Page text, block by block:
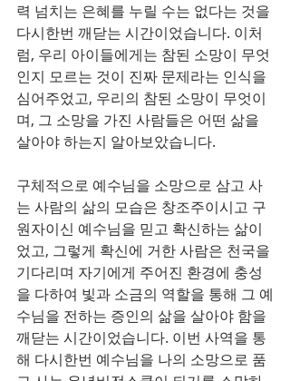
력 넘치는 은혜를 누릴 수는 없다는 것을
다시한번 깨닫는 시간이었습니다. 이처
럼, 우리 아이들에게는 참된 소망이 무엇
인지 모르는 것이 진짜 문제라는 인식을
심어주었고, 우리의 참된 소망이 무엇이
며, 그 소망을 가진 사람들은 어떤 삶을
살아야 하는지 알아보았습니다.
구체적으로 예수님을 소망으로 삼고 사
는 사람의 삶의 모습은 창조주이시고 구
원자이신 예수님을 믿고 확신하는 삶이
었고, 그렇게 확신에 거한 사람은 천국을
기다리며 자기에게 주어진 환경에 충성
을 다하여 빛과 소금의 역할을 통해 그 예
수님을 전하는 증인의 삶을 살아야 함을
깨닫는 시간이었습니다. 이번 사역을 통
해 다시한번 예수님을 나의 소망으로 품